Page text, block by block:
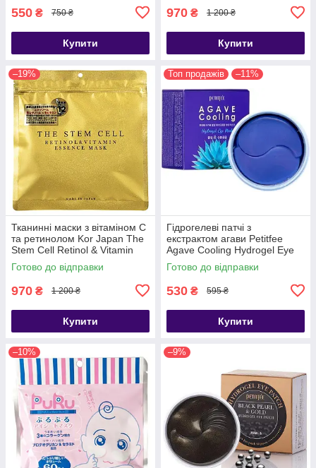
550 ₴ 750 ₴
Купити
970 ₴ 1 200 ₴
Купити
–19%
Тканинні маски з вітаміном С
та ретинолом Kor Japan The
Stem Cell Retinol & Vitamin
Essence Mask 30шт
Готово до відправки
970 ₴ 1 200 ₴
Купити
Топ продажів –11%
Гідрогелеві патчі з
екстрактом агави Petitfee
Agave Cooling Hydrogel Eye
Mask 60шт
Готово до відправки
530 ₴ 595 ₴
Купити
–10% –9%